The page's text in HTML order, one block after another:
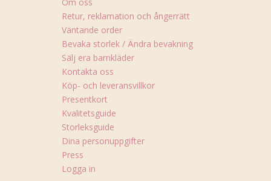
Retur, reklamation och ångerrätt
Väntande order
Bevaka storlek / Ändra bevakning
Sälj era barnkläder
Kontakta oss
Köp- och leveransvillkor
Presentkort
Kvalitetsguide
Storleksguide
Dina personuppgifter
Press
Logga in